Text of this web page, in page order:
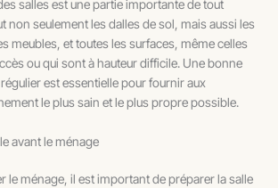
salles est une partie importante de tout
non seulement les dalles de sol, mais aussi les
meubles, et toutes les surfaces, même celles
ou qui sont à hauteur difficile. Une bonne
est essentielle pour fournir aux
le plus sain et le plus propre possible.
avant le ménage
le ménage, il est important de préparer la salle